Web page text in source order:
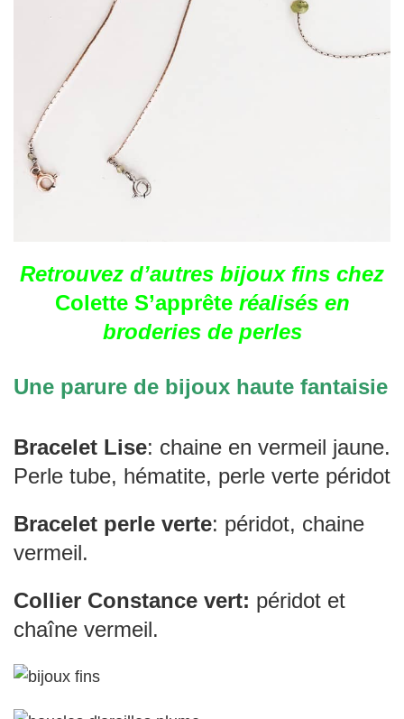
Retrouvez d’autres bijoux fins chez
Colette S’apprêteréalisés en
broderies de perles
Une parure de bijoux haute fantaisie
Bracelet Lise: chaine en vermeil jaune.
Perle tube, hématite, perle verte péridot
Bracelet perle verte: péridot, chaine
vermeil.
Collier Constance vert: péridot et
chaîne vermeil.